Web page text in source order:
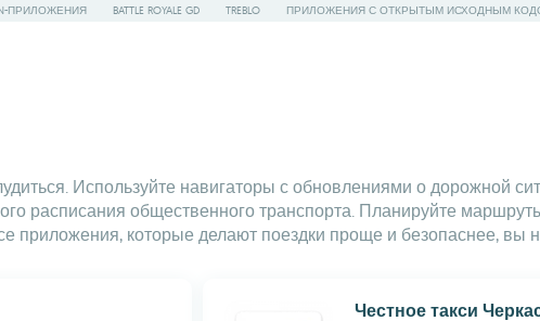
ПРИЛОЖЕНИЯ BATTLE ROYALE GD TREBLO ПРИЛОЖЕНИЯ С ОТКРЫТЫМ ИСХОДНЫМ
Используйте навигаторы с обновлениями о дорожной
расписания общественного транспорта. Планируйте
приложения, которые делают поездки проще и безопаснее, вы
Честное такси